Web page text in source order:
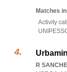
Matches
Activity
R